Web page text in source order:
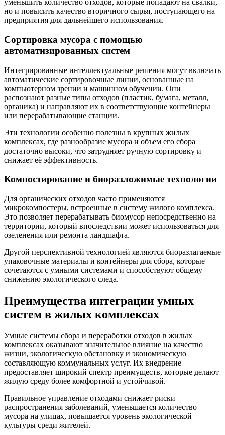
уменьшить количество отходов, которые попадают на свалки,
но и повысить качество вторичного сырья, поступающего на
предприятия для дальнейшего использования.
Сортировка мусора с помощью
автоматизированных систем
Интегрированные интеллектуальные решения могут включать
автоматические сортировочные линии, основанные на
компьютерном зрении и машинном обучении. Они
распознают разные типы отходов (пластик, бумага, металл,
органика) и направляют их в соответствующие контейнеры
или перерабатывающие станции.
Эти технологии особенно полезны в крупных жилых
комплексах, где разнообразие мусора и объем его сбора
достаточно высоки, что затрудняет ручную сортировку и
снижает её эффективность.
Компостирование и биоразложимые технологии
Для органических отходов часто применяются
микрокомпостеры, встроенные в систему жилого комплекса.
Это позволяет перерабатывать биомусор непосредственно на
территории, который впоследствии может использоваться для
озеленения или ремонта ландшафта.
Другой перспективной технологией являются биоразлагаемые
упаковочные материалы и контейнеры для сбора, которые
сочетаются с умными системами и способствуют общему
снижению экологического следа.
Преимущества интеграции умных
систем в жилых комплексах
Умные системы сбора и переработки отходов в жилых
комплексах оказывают значительное влияние на качество
жизни, экологическую обстановку и экономическую
составляющую коммунальных услуг. Их внедрение
предоставляет широкий спектр преимуществ, которые делают
жилую среду более комфортной и устойчивой.
Правильное управление отходами снижает риски
распространения заболеваний, уменьшается количество
мусора на улицах, повышается уровень экологической
культуры среди жителей.